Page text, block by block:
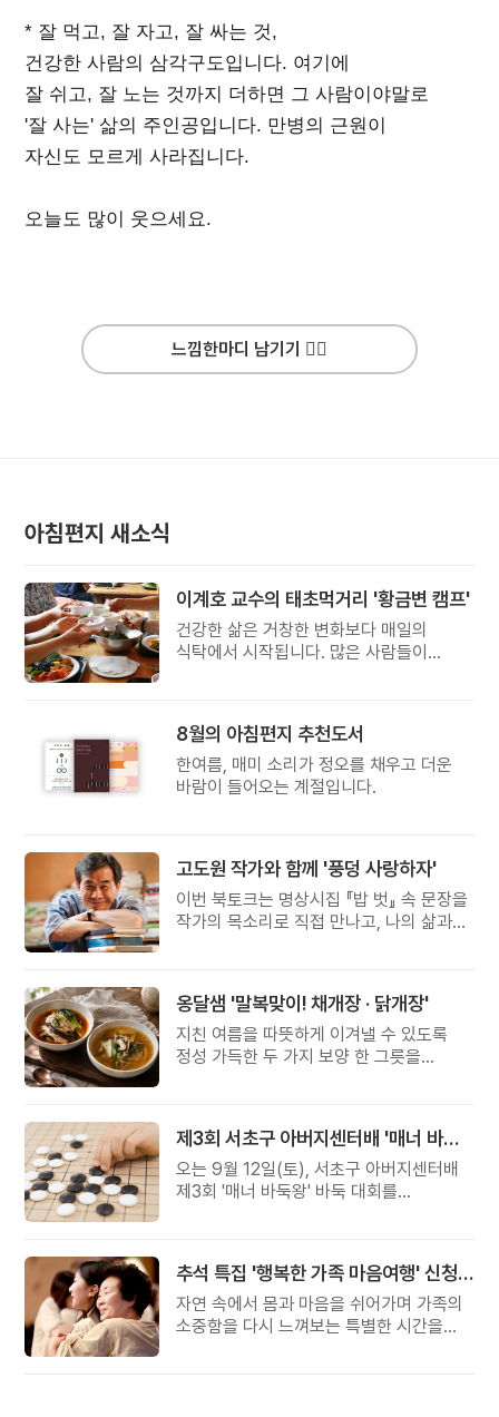
* 잘 먹고, 잘 자고, 잘 싸는 것,
건강한 사람의 삼각구도입니다. 여기에
잘 쉬고, 잘 노는 것까지 더하면 그 사람이야말로
'잘 사는' 삶의 주인공입니다. 만병의 근원이
자신도 모르게 사라집니다.
오늘도 많이 웃으세요.
느낌한마디 남기기 ✍🏻
아침편지 새소식
이계호 교수의 태초먹거리 '황금변 캠프'
건강한 삶은 거창한 변화보다 매일의
식탁에서 시작됩니다. 많은 사람들이
유퀴즈에서 많은 관심을 받은 이계호
교수와 함께하는 태초먹거리 황금변 캠프
8월의 아침편지 추천도서
한여름, 매미 소리가 정오를 채우고 더운
바람이 들어오는 계절입니다.
고도원 작가와 함께 '풍덩 사랑하자'
이번 북토크는 명상시집 『밥 벗』 속 문장을
작가의 목소리로 직접 만나고, 나의 삶과
옹달샘 '말복맞이! 채개장 · 닭개장'
지친 여름을 따뜻하게 이겨낼 수 있도록
정성 가득한 두 가지 보양 한 그릇을
제3회 서초구 아버지센터배 '매너 바둑왕' 대회
오는 9월 12일(토), 서초구 아버지센터배
제3회 '매너 바둑왕' 바둑 대회를
추석 특집 '행복한 가족 마음여행' 신청 안내
자연 속에서 몸과 마음을 쉬어가며 가족의
소중함을 다시 느껴보는 특별한 시간을